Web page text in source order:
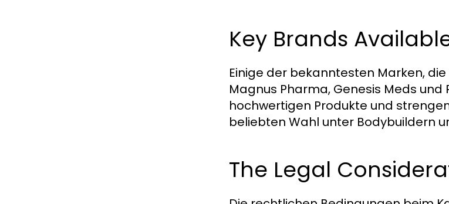
Key Brands
Einige der bekanntesten Marken,
Magnus Pharma, Genesis Meds
hochwertigen Produkte und
beliebten Wahl unter Bodybuildern
The Legal